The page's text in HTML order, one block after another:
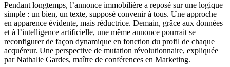
Pendant longtemps, l’annonce immobilière a reposé sur une logique
simple : un bien, un texte, supposé convenir à tous. Une approche
en apparence évidente, mais réductrice. Demain, grâce aux données
et à l’intelligence artificielle, une même annonce pourrait se
reconfigurer de façon dynamique en fonction du profil de chaque
acquéreur. Une perspective de mutation révolutionnaire, expliquée
par Nathalie Gardes, maître de conférences en Marketing.